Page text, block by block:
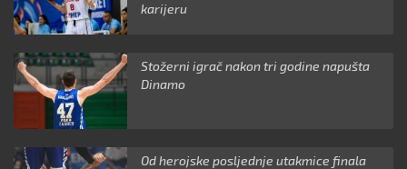
karijeru
Stožerni igrač nakon tri godine napušta
Dinamo
Od herojske posljednje utakmice finala